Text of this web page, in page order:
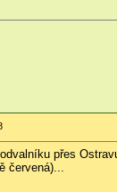
přes
červená)...